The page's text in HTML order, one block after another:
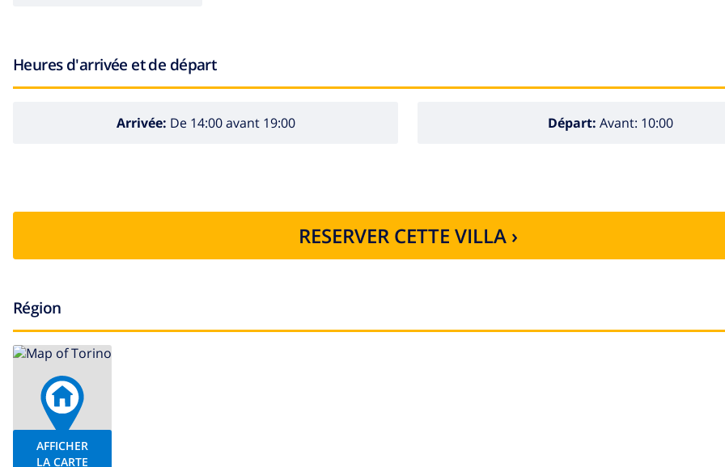
Heures d'arrivée et de départ
Arrivée: De 14:00 avant 19:00 Départ: Avant: 10:00
RESERVER CETTE VILLA ›
Région
AFFICHER
LA CARTE